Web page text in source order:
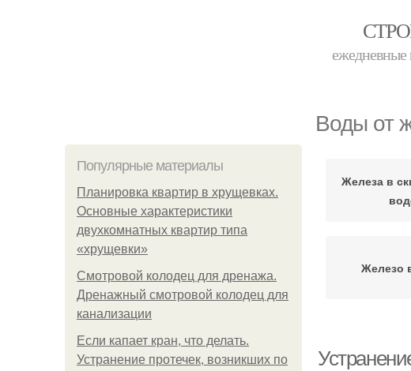
ежедневные
Воды от
Популярные материалы
Планировка квартир в хрущевках.
Основные характеристики
двухкомнатных квартир типа
«хрущевки»
Смотровой колодец для дренажа.
Дренажный смотровой колодец для
канализации
Если капает кран, что делать.
Устранение протечек, возникших по
Железа в
Железо